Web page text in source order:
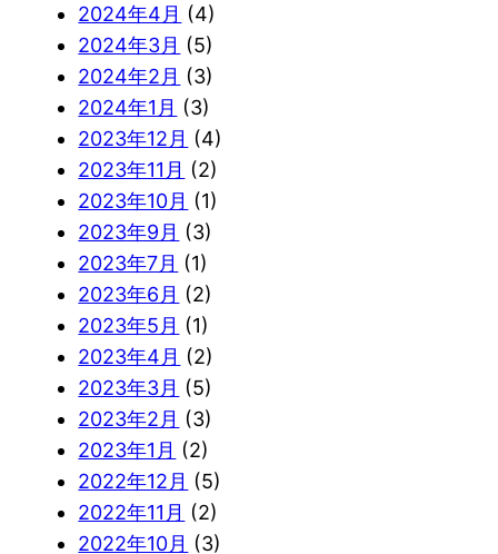
2024年4月 (4)
2024年3月 (5)
2024年2月 (3)
2024年1月 (3)
2023年12月 (4)
2023年11月 (2)
2023年10月 (1)
2023年9月 (3)
2023年7月 (1)
2023年6月 (2)
2023年5月 (1)
2023年4月 (2)
2023年3月 (5)
2023年2月 (3)
2023年1月 (2)
2022年12月 (5)
2022年11月 (2)
2022年10月 (3)